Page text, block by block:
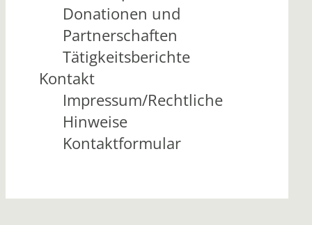
Donationen und
Partnerschaften
Tätigkeitsberichte
Kontakt
Impressum/Rechtliche
Hinweise
Kontaktformular